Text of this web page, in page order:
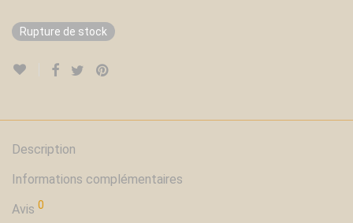
Rupture de stock
Description
Informations complémentaires
Avis 0